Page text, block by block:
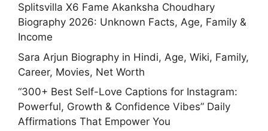
Splitsvilla X6 Fame Akanksha Choudhary
Biography 2026: Unknown Facts, Age, Family &
Income
Sara Arjun Biography in Hindi, Age, Wiki, Family,
Career, Movies, Net Worth
“300+ Best Self-Love Captions for Instagram:
Powerful, Growth & Confidence Vibes” Daily
Affirmations That Empower You